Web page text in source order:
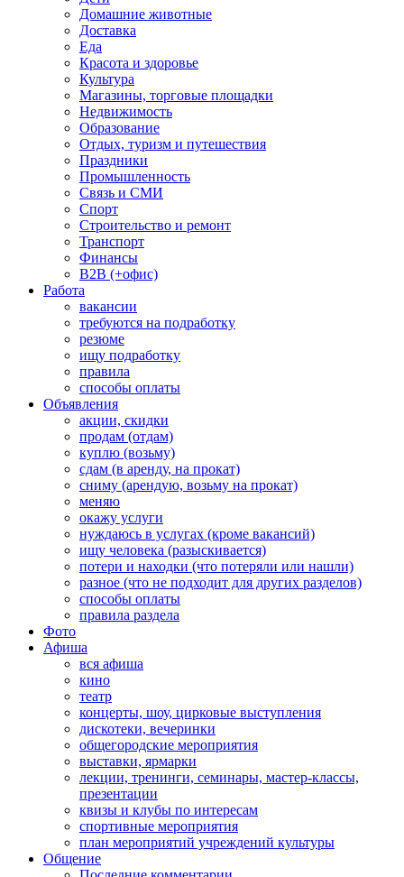
Домашние животные
Доставка
Еда
Красота и здоровье
Культура
Магазины, торговые площадки
Недвижимость
Образование
Отдых, туризм и путешествия
Праздники
Промышленность
Связь и СМИ
Спорт
Строительство и ремонт
Транспорт
Финансы
B2B (+офис)
Работа
вакансии
требуются на подработку
резюме
ищу подработку
правила
способы оплаты
Объявления
акции, скидки
продам (отдам)
куплю (возьму)
сдам (в аренду, на прокат)
сниму (арендую, возьму на прокат)
меняю
окажу услуги
нуждаюсь в услугах (кроме вакансий)
ищу человека (разыскивается)
потери и находки (что потеряли или нашли)
разное (что не подходит для других разделов)
способы оплаты
правила раздела
Фото
Афиша
вся афиша
кино
театр
концерты, шоу, цирковые выступления
дискотеки, вечеринки
общегородские мероприятия
выставки, ярмарки
лекции, тренинги, семинары, мастер-классы,
презентации
квизы и клубы по интересам
спортивные мероприятия
план мероприятий учреждений культуры
Общение